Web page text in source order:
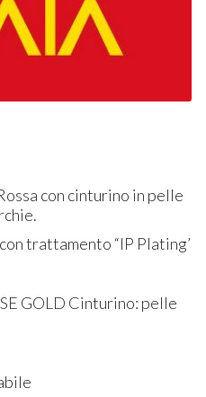
con cinturino in pelle
trattamento “IP Plating’
GOLD Cinturino: pelle